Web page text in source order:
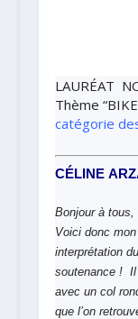
LAURÉAT
Thème
catégorie
CÉLINE
Bonjour à tous,
Voici donc
interprétation
soutenance ! Il
avec un col
que l’on